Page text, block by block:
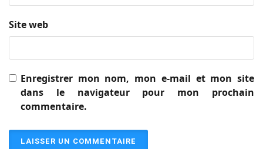
Site web
Enregistrer mon nom, mon e-mail et mon site
dans le navigateur pour mon prochain
commentaire.